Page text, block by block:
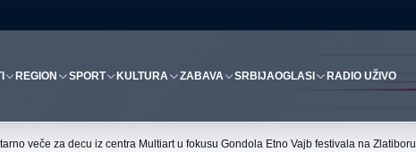
REGION SPORT KULTURA ZABAVA SRBIJAOGLASI RADIO UŽIVO
veče za decu iz centra Multiart u fokusu Gondola Etno Vajb festivala na Zlatiboru